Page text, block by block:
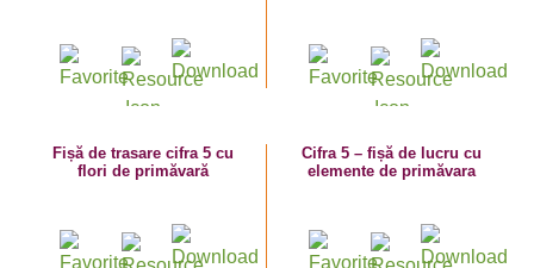
Fișă de trasare cifra 5 cu
flori de primăvară
Cifra 5 – fișă de lucru cu
elemente de primăvara